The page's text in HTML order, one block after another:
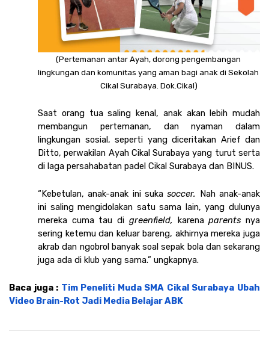
(Pertemanan antar Ayah, dorong pengembangan
lingkungan dan komunitas yang aman bagi anak di Sekolah
Cikal Surabaya. Dok.Cikal)
Saat orang tua saling kenal, anak akan lebih mudah
membangun pertemanan, dan nyaman dalam
lingkungan sosial, seperti yang diceritakan Arief dan
Ditto, perwakilan Ayah Cikal Surabaya yang turut serta
di laga persahabatan padel Cikal Surabaya dan BINUS.
“Kebetulan, anak-anak ini suka soccer. Nah anak-anak
ini saling mengidolakan satu sama lain, yang dulunya
mereka cuma tau di greenfield, karena parents nya
sering ketemu dan keluar bareng, akhirnya mereka juga
akrab dan ngobrol banyak soal sepak bola dan sekarang
juga ada di klub yang sama.” ungkapnya.
Baca juga : Tim Peneliti Muda SMA Cikal Surabaya Ubah
Video Brain-Rot Jadi Media Belajar ABK